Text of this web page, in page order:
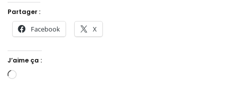
Partager :
Facebook X
J’aime ça :
Chargement…